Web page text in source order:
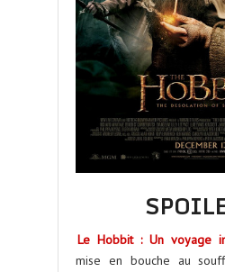
Le Hobbit : Un voyage
mise en bouche au